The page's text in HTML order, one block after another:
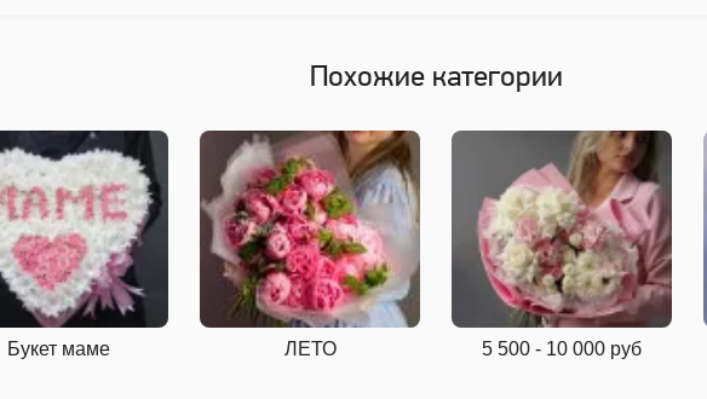
Похожие категории
Букет маме ЛЕТО 5 500 - 10 000 руб